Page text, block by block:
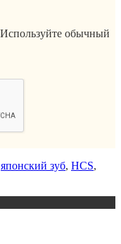
обычный
японский зуб, HCS,